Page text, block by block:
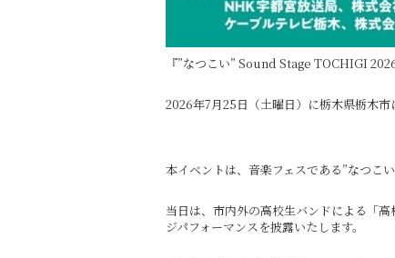
『”なつこい” Sound Stage TOCHIGI
2026年7月25日（土曜日）に栃木県栃木
本イベントは、音楽フェスである”なつこ
当日は、市内外の高校生バンドによる「
ジパフォーマンスを披露いたします。